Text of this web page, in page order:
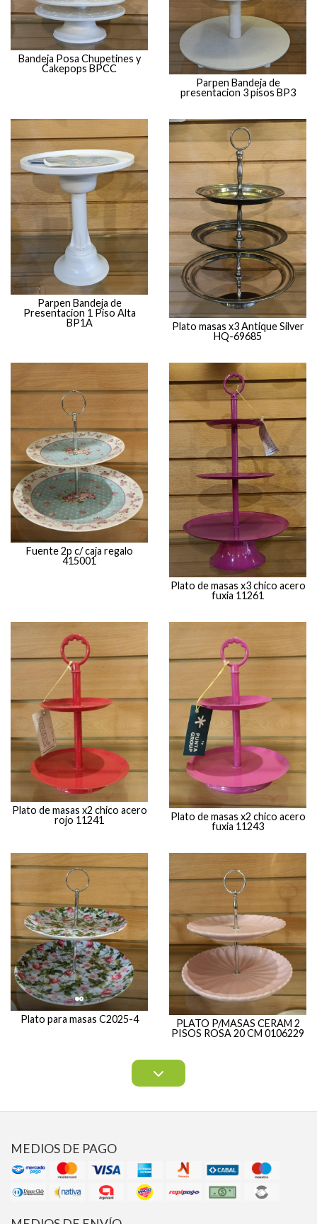
Bandeja Posa Chupetines y
Cakepops BPCC
Parpen Bandeja de
presentacion 3 pisos BP3
Parpen Bandeja de
Presentacion 1 Piso Alta
BP1A
Plato masas x3 Antique Silver
HQ-69685
Fuente 2p c/ caja regalo
415001
Plato de masas x3 chico acero
fuxia 11261
Plato de masas x2 chico acero
rojo 11241
Plato de masas x2 chico acero
fuxia 11243
Plato para masas C2025-4
PLATO P/MASAS CERAM 2
PISOS ROSA 20 CM 0106229
MEDIOS DE PAGO